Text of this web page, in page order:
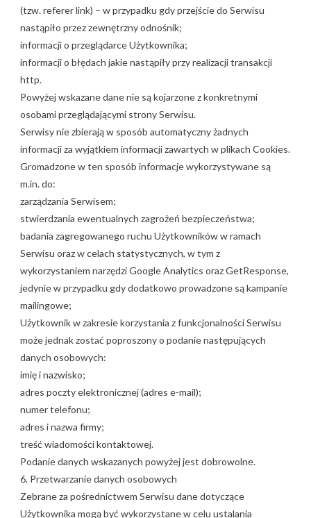
(tzw. referer link) – w przypadku gdy przejście do Serwisu
nastąpiło przez zewnętrzny odnośnik;
informacji o przeglądarce Użytkownika;
informacji o błędach jakie nastąpiły przy realizacji transakcji
http.
Powyżej wskazane dane nie są kojarzone z konkretnymi
osobami przeglądającymi strony Serwisu.
Serwisy nie zbierają w sposób automatyczny żadnych
informacji za wyjątkiem informacji zawartych w plikach Cookies.
Gromadzone w ten sposób informacje wykorzystywane są
m.in. do:
zarządzania Serwisem;
stwierdzania ewentualnych zagrożeń bezpieczeństwa;
badania zagregowanego ruchu Użytkowników w ramach
Serwisu oraz w celach statystycznych, w tym z
wykorzystaniem narzędzi Google Analytics oraz GetResponse,
jedynie w przypadku gdy dodatkowo prowadzone są kampanie
mailingowe;
Użytkownik w zakresie korzystania z funkcjonalności Serwisu
może jednak zostać poproszony o podanie następujących
danych osobowych:
imię i nazwisko;
adres poczty elektronicznej (adres e-mail);
numer telefonu;
adres i nazwa firmy;
treść wiadomości kontaktowej.
Podanie danych wskazanych powyżej jest dobrowolne.
6. Przetwarzanie danych osobowych
Zebrane za pośrednictwem Serwisu dane dotyczące
Użytkownika mogą być wykorzystane w celu ustalania